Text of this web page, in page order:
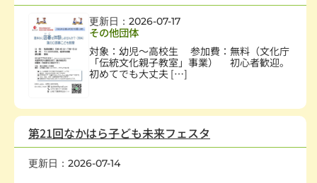
更新日：2026-07-17
その他団体
対象：幼児～高校生 参加費：無料（文化庁
「伝統文化親子教室」事業） 初心者歓迎。
初めてでも大丈夫 […]
第21回なかはら子ども未来フェスタ
更新日：2026-07-14